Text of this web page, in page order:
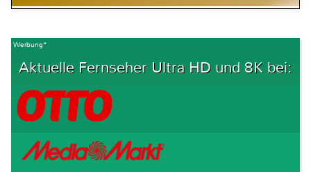
Werbung*
Aktuelle Fernseher Ultra HD und 8K bei: